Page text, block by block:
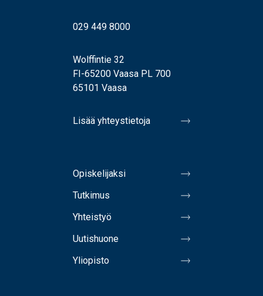
029 449 8000
Wolffintie 32
FI-65200 Vaasa PL 700
65101 Vaasa
Lisää yhteystietoja
Opiskelijaksi
Tutkimus
Yhteistyö
Uutishuone
Yliopisto